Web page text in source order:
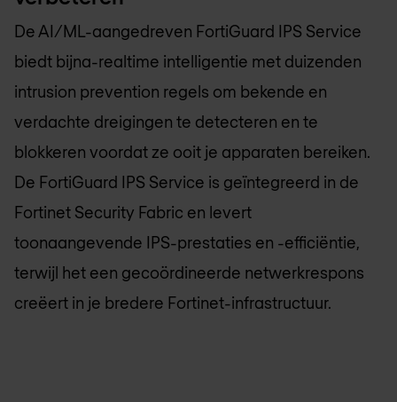
De AI/ML-aangedreven FortiGuard IPS Service
biedt bijna-realtime intelligentie met duizenden
intrusion prevention regels om bekende en
verdachte dreigingen te detecteren en te
blokkeren voordat ze ooit je apparaten bereiken.
De FortiGuard IPS Service is geïntegreerd in de
Fortinet Security Fabric en levert
toonaangevende IPS-prestaties en -efficiëntie,
terwijl het een gecoördineerde netwerkrespons
creëert in je bredere Fortinet-infrastructuur.